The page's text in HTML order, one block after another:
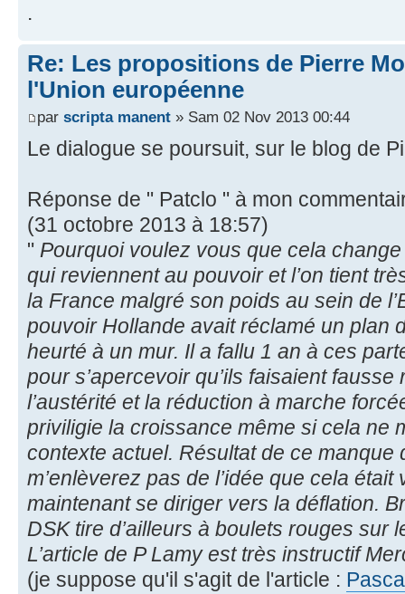
.
Re: Les propositions de Pierre
l'Union européenne
par scripta manent » Sam 02 Nov 2013 00:44
Le dialogue se poursuit, sur le blog de
Réponse de " Patclo " à mon
(31 octobre 2013 à 18:57)
" Pourquoi voulez vous que cela
qui reviennent au pouvoir et l’on tient
la France malgré son poids au sein de
pouvoir Hollande avait réclamé un plan
heurté à un mur. Il a fallu 1 an à ces
pour s’apercevoir qu’ils faisaient
l’austérité et la réduction à marche
priviligie la croissance même si cela ne
contexte actuel. Résultat de ce
m’enlèverez pas de l’idée que cela
maintenant se diriger vers la déflation.
DSK tire d’ailleurs à boulets rouges sur
L’article de P Lamy est très instructif
(je suppose qu'il s'agit de l'article :